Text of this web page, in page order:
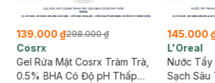
139.000 ₫298.000 ₫
Cosrx
Gel Rửa Mặt Cosrx Tràm Trà,
0.5% BHA Có Độ pH Thấp
145.000
L'Oreal
Nước Tẩy
Sạch Sâu